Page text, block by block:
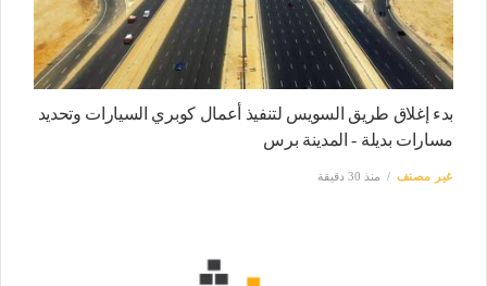
بدء إغلاق طريق السويس لتنفيذ أعمال كوبري السيارات وتحديد
مسارات بديلة - المدينة برس
غير مصنف منذ 30 دقيقة